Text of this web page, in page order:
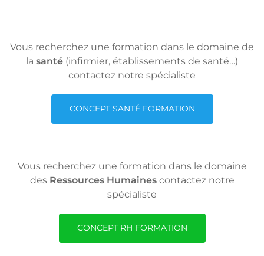
Vous recherchez une formation dans le domaine de
la santé (infirmier, établissements de santé…)
contactez notre spécialiste
CONCEPT SANTÉ FORMATION
Vous recherchez une formation dans le domaine
des Ressources Humainescontactez notre
spécialiste
CONCEPT RH FORMATION